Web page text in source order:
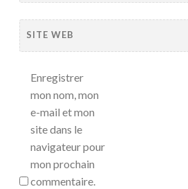
SITE WEB
Enregistrer
mon nom, mon
e-mail et mon
site dans le
navigateur pour
mon prochain
commentaire.